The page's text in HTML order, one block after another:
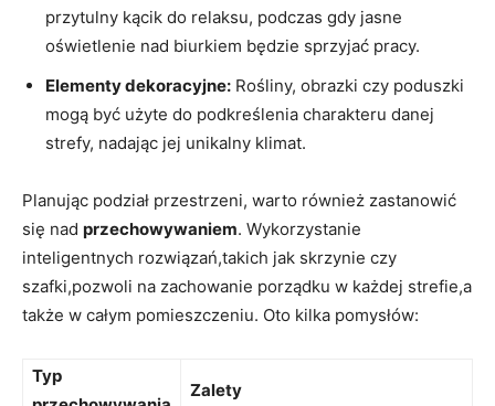
przytulny kącik⁤ do relaksu, podczas gdy jasne
oświetlenie nad biurkiem będzie sprzyjać pracy.
Elementy​ dekoracyjne: Rośliny, obrazki czy poduszki
mogą być użyte do podkreślenia charakteru danej
strefy, nadając jej unikalny klimat.
Planując podział przestrzeni, warto również zastanowić
się‍ nad przechowywaniem. Wykorzystanie
inteligentnych rozwiązań,takich jak skrzynie czy
szafki,pozwoli na zachowanie porządku w każdej strefie,a
także w całym pomieszczeniu. Oto kilka pomysłów:
Typ
Zalety